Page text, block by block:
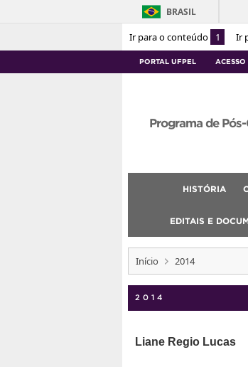
Ir para o conteúdo 1 Ir
BRASIL
PORTAL UFPEL
Programa de
HISTÓRIA
EDITAIS E
Início 2014
2014
Liane Regio Lucas